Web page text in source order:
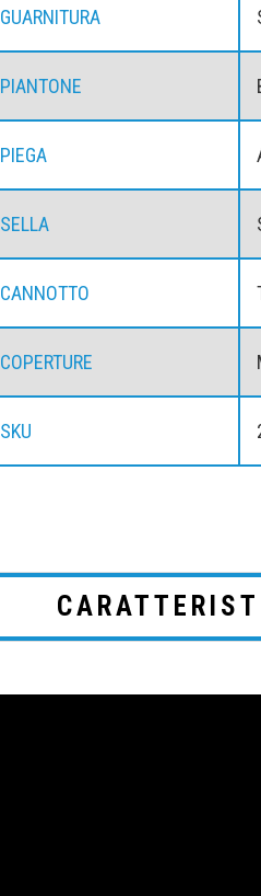
GUARNITURA
PIANTONE
PIEGA
SELLA
CANNOTTO
COPERTURE
SKU